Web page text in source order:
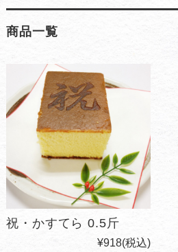
商品一覧
祝・かすてら 0.5斤
¥918(税込)